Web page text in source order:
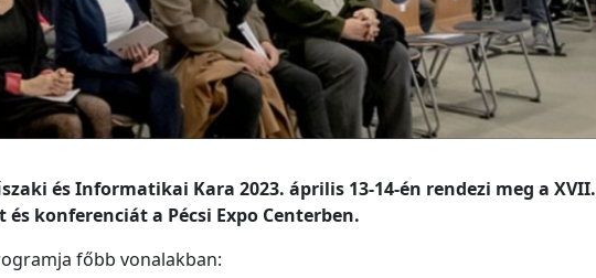
és Informatikai Kara 2023. április 13-14-én rendezi meg a XVII.
konferenciát a Pécsi Expo Centerben.
főbb vonalakban: